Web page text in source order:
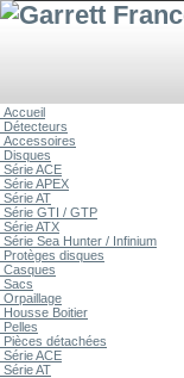
Accueil
Détecteurs
Accessoires
Disques
Série ACE
Série APEX
Série AT
Série GTI / GTP
Série ATX
Série Sea Hunter / Infinium
Protèges disques
Casques
Sacs
Orpaillage
Housse Boitier
Pelles
Pièces détachées
Série ACE
Série AT